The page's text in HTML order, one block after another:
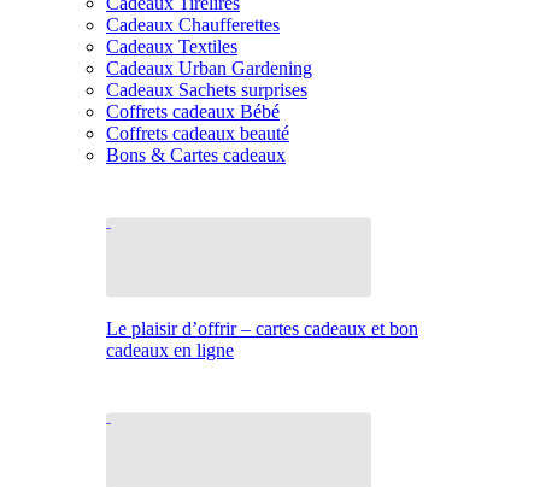
Cadeaux Chaufferettes
Cadeaux Textiles
Cadeaux Urban Gardening
Cadeaux Sachets surprises
Coffrets cadeaux Bébé
Coffrets cadeaux beauté
Bons & Cartes cadeaux
Le plaisir d’offrir – cartes cadeaux et bon
cadeaux en ligne